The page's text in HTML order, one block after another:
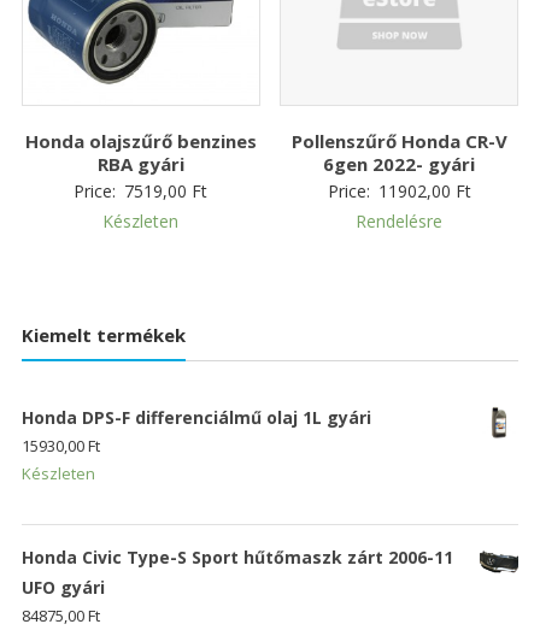
Honda olajszűrő benzines
RBA gyári
Price: 7519,00 Ft
Készleten
Pollenszűrő Honda CR-V
6gen 2022- gyári
Price: 11902,00 Ft
Rendelésre
Kiemelt termékek
Honda DPS-F differenciálmű olaj 1L gyári
15930,00Ft
Készleten
Honda Civic Type-S Sport hűtőmaszk zárt 2006-11
UFO gyári
84875,00Ft